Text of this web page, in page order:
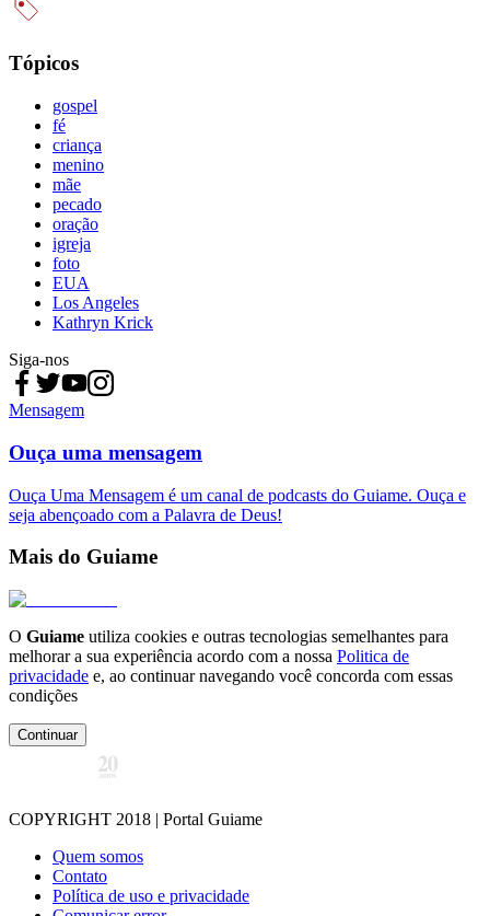
Tópicos
gospel
fé
criança
menino
mãe
pecado
oração
igreja
foto
EUA
Los Angeles
Kathryn Krick
Siga-nos
Mensagem
Ouça uma mensagem
Ouça Uma Mensagem é um canal de podcasts do Guiame. Ouça e
seja abençoado com a Palavra de Deus!
Mais do Guiame
O Guiame utiliza cookies e outras tecnologias semelhantes para
melhorar a sua experiência acordo com a nossa Politica de
privacidade e, ao continuar navegando você concorda com essas
condições
Continuar
COPYRIGHT 2018 | Portal Guiame
Quem somos
Contato
Política de uso e privacidade